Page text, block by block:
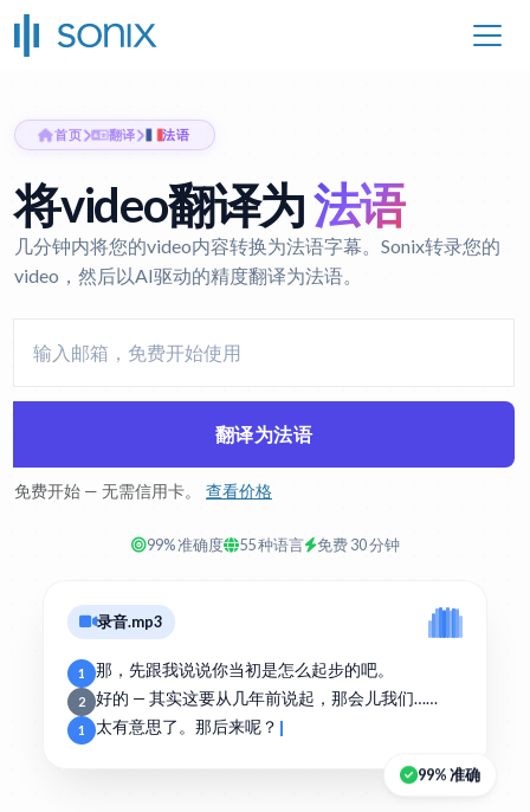
首页 翻译 法语
将video翻译为法语
几分钟内将您的video内容转换为法语字幕。Sonix转录您的
video，然后以AI驱动的精度翻译为法语。
翻译为法语
免费开始 — 无需信用卡。 查看价格
99% 准确度 55 种语言 免费 30 分钟
录音.mp3
1 那，先跟我说说你当初是怎么起步的吧。
2 好的 — 其实这要从几年前说起，那会儿我们……
1 太有意思了。那后来呢？
99% 准确